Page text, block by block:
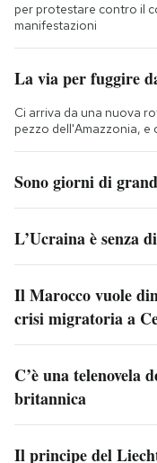
per protestare contro il
manifestazioni
La via per fuggire
Ci arriva da una nuova
pezzo dell'Amazzonia, e
Sono giorni di
L’Ucraina è senza
Il Marocco vuole
crisi migratoria a
C’è una telenovela
britannica
Il principe del